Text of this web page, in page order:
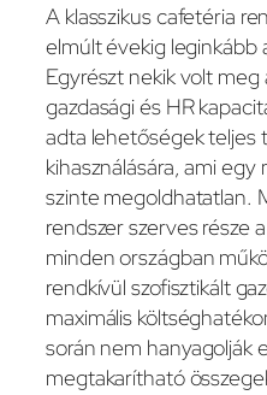
A klasszikus cafetéria
elmúlt évekig leginkább
Egyrészt nekik volt meg
gazdasági és HR
adta lehetőségek teljes
kihasználására, ami egy
szinte megoldhatatlan.
rendszer szerves része
minden országban
rendkívül szofisztikált
maximális
során nem hanyagolják
megtakarítható